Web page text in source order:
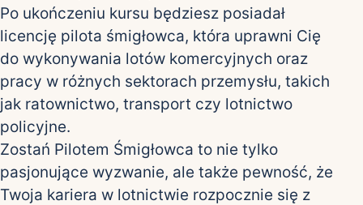
Po ukończeniu kursu będziesz posiadał
licencję pilota śmigłowca, która uprawni Cię
do wykonywania lotów komercyjnych oraz
pracy w różnych sektorach przemysłu, takich
jak ratownictwo, transport czy lotnictwo
policyjne.
Zostań Pilotem Śmigłowca to nie tylko
pasjonujące wyzwanie, ale także pewność, że
Twoja kariera w lotnictwie rozpocznie się z